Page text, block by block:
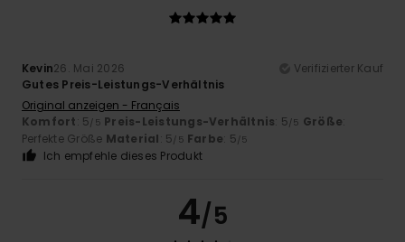
Kevin26. Mai 2026
Verifizierter Kauf
Gutes Preis-Leistungs-Verhältnis
Original anzeigen - Français
Komfort: 5/5 Preis-Leistungs-Verhältnis: 5/5 Größe:
Perfekte Größe Material: 5/5 Farbe: 5/5
Ich empfehle dieses Produkt
4/5